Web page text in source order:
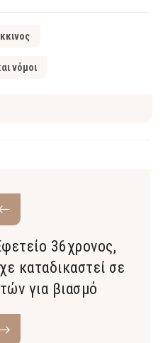
νόμοι
36χρονος,
καταδικαστεί σε
για βιασμό